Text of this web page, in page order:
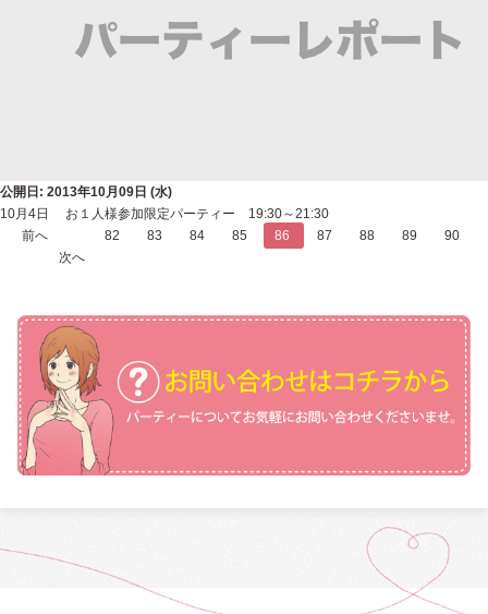
公開日: 2013年10月09日 (水)
10月4日 お１人様参加限定パーティー 19:30～21:30
前へ
82 83 84 85 86 87 88 89
90
次へ